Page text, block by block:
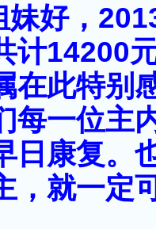
妹好，
计14200
在此特别
每一位主
日康复。
，就一定